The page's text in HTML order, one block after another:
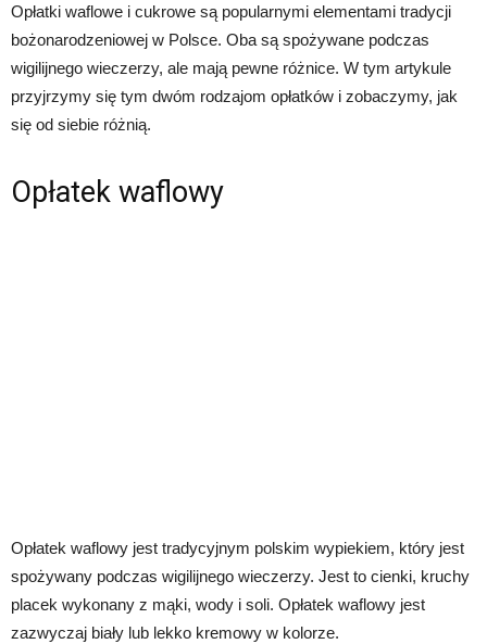
Opłatki waflowe i cukrowe są popularnymi elementami tradycji
bożonarodzeniowej w Polsce. Oba są spożywane podczas
wigilijnego wieczerzy, ale mają pewne różnice. W tym artykule
przyjrzymy się tym dwóm rodzajom opłatków i zobaczymy, jak
się od siebie różnią.
Opłatek waflowy
Opłatek waflowy jest tradycyjnym polskim wypiekiem, który jest
spożywany podczas wigilijnego wieczerzy. Jest to cienki, kruchy
placek wykonany z mąki, wody i soli. Opłatek waflowy jest
zazwyczaj biały lub lekko kremowy w kolorze.